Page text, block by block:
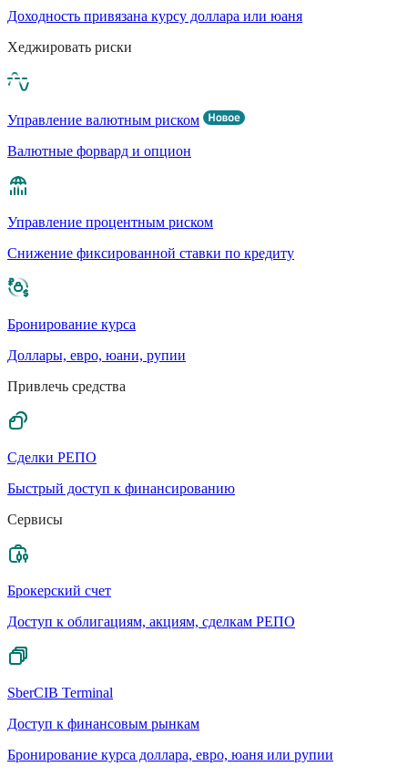
Доходность привязана курсу доллара или юаня
Хеджировать риски
Управление валютным риском
Валютные форвард и опцион
Управление процентным риском
Cнижение фиксированной ставки по кредиту
Бронирование курса
Доллары, евро, юани, рупии
Привлечь средства
Сделки РЕПО
Быстрый доступ к финансированию
Сервисы
Брокерский счет
Доступ к облигациям, акциям, сделкам РЕПО
SberCIB Terminal
Доступ к финансовым рынкам
Бронирование курса доллара, евро, юаня или рупии